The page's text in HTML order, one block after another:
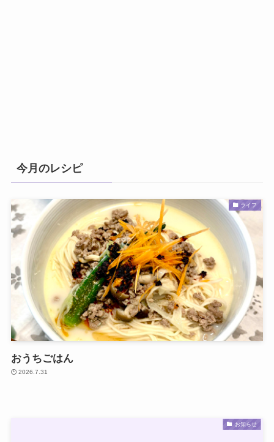
今月のレシピ
ライフ
おうちごはん
2026.7.31
お知らせ